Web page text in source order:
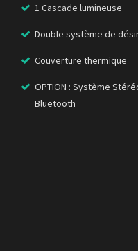
1 Cascade lumineuse
Double système de
Couverture thermique
OPTION : Système
Bluetooth